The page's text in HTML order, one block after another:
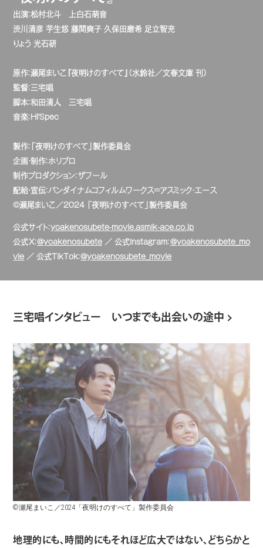
出演：松村北斗 上白石萌音
渋川清彦 芋生悠 藤間爽子 久保田磨希 足立智充
りょう 光石研
原作：瀬尾まいこ『夜明けのすべて』（水鈴社／文春文庫 刊）
監督：三宅唱
脚本：和田清人 三宅唱
音楽：Hi'Spec
製作：「夜明けのすべて」製作委員会
企画・制作：ホリプロ
制作プロダクション：ザフール
配給・宣伝：バンダイナムコフィルムワークス=アスミック・エース
©瀬尾まいこ／2024 「夜明けのすべて」製作委員会
公式サイト：yoakenosubete-movie.asmik-ace.co.jp
公式X：@yoakenosubete／ 公式Instagram：@yoakenosubete_mo
vie ／ 公式TikTok：@yoakenosubete_movie
三宅唱インタビュー いつまでも出会いの途中
©瀬尾まいこ／2024「夜明けのすべて」製作委員会
地理的にも、時間的にもそれほど広大ではない、どちらかと